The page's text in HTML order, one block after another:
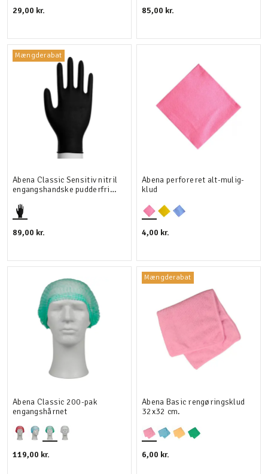
29,00 kr. 85,00 kr.
Mængderabat
Abena Classic Sensitiv nitril
engangshandske pudderfri
89,00 kr.
Abena perforeret alt-mulig-
klud
4,00 kr.
Abena Classic 200-pak
engangshårnet
119,00 kr.
Mængderabat
Abena Basic rengøringsklud
32x32 cm.
6,00 kr.